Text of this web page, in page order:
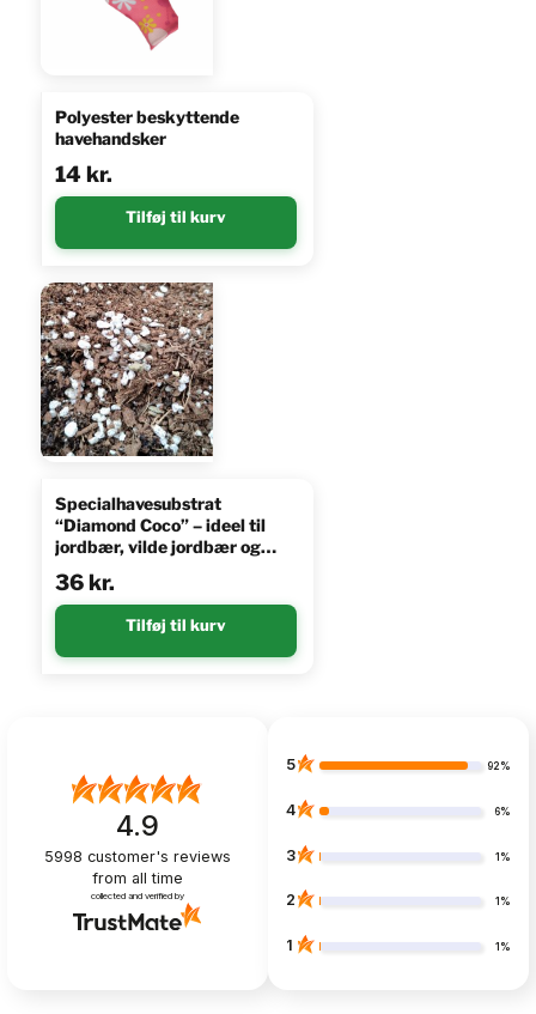
Polyester beskyttende
havehandsker
14kr.
Tilføj til kurv
Specialhavesubstrat
“Diamond Coco” – ideel til
jordbær, vilde jordbær og
36kr.
Tilføj til kurv
4.9
5998 customer's reviews
from all time
collected and verified by
5 92%
4 6%
3 1%
2 1%
1 1%